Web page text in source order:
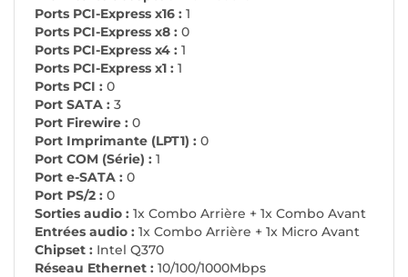
Ports PCI-Express x16 : 1
Ports PCI-Express x8 : 0
Ports PCI-Express x4 : 1
Ports PCI-Express x1 : 1
Ports PCI : 0
Port SATA : 3
Port Firewire : 0
Port Imprimante (LPT1) : 0
Port COM (Série) : 1
Port e-SATA : 0
Port PS/2 : 0
Sorties audio : 1x Combo Arrière + 1x Combo Avant
Entrées audio : 1x Combo Arrière + 1x Micro Avant
Chipset : Intel Q370
Réseau Ethernet : 10/100/1000Mbps